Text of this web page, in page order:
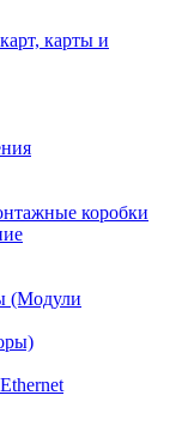
карты и
коробки
(Модули